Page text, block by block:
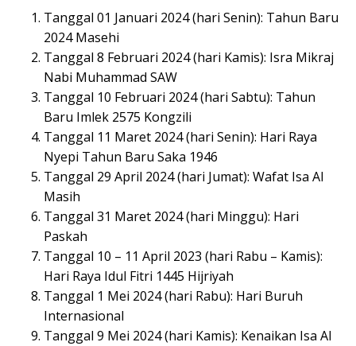
Tanggal 01 Januari 2024 (hari Senin): Tahun Baru
2024 Masehi
Tanggal 8 Februari 2024 (hari Kamis): Isra Mikraj
Nabi Muhammad SAW
Tanggal 10 Februari 2024 (hari Sabtu): Tahun
Baru Imlek 2575 Kongzili
Tanggal 11 Maret 2024 (hari Senin): Hari Raya
Nyepi Tahun Baru Saka 1946
Tanggal 29 April 2024 (hari Jumat): Wafat Isa Al
Masih
Tanggal 31 Maret 2024 (hari Minggu): Hari
Paskah
Tanggal 10 – 11 April 2023 (hari Rabu – Kamis):
Hari Raya Idul Fitri 1445 Hijriyah
Tanggal 1 Mei 2024 (hari Rabu): Hari Buruh
Internasional
Tanggal 9 Mei 2024 (hari Kamis): Kenaikan Isa Al